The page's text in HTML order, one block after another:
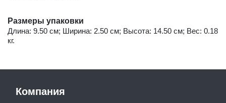
Размеры упаковки
Длина: 9.50 см; Ширина: 2.50 см; Высота: 14.50 см; Вес: 0.18
кг.
Компания